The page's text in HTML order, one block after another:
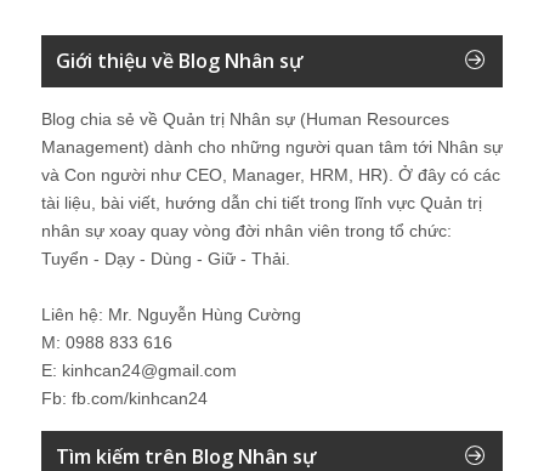
Giới thiệu về Blog Nhân sự
Blog chia sẻ về Quản trị Nhân sự (Human Resources
Management) dành cho những người quan tâm tới Nhân sự
và Con người như CEO, Manager, HRM, HR). Ở đây có các
tài liệu, bài viết, hướng dẫn chi tiết trong lĩnh vực Quản trị
nhân sự xoay quay vòng đời nhân viên trong tổ chức:
Tuyển - Dạy - Dùng - Giữ - Thải.
Liên hệ: Mr. Nguyễn Hùng Cường
M: 0988 833 616
E: kinhcan24@gmail.com
Fb: fb.com/kinhcan24
Tìm kiếm trên Blog Nhân sự